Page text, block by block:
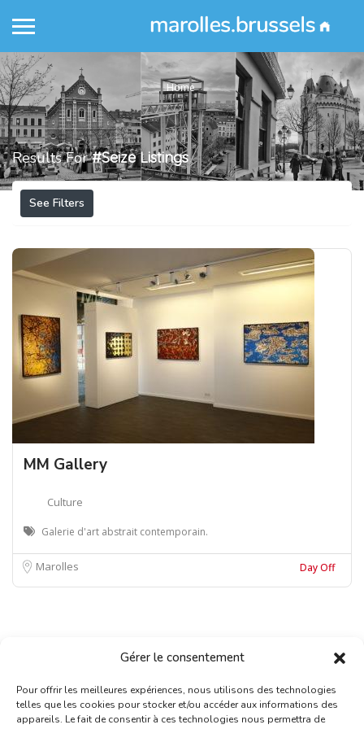
Gérer le consentement
Pour offrir les meilleures expériences, nous utilisons des technologies
telles que les cookies pour stocker et/ou accéder aux informations des
appareils. Le fait de consentir à ces technologies nous permettra de
Home
Results For#Seize Listings
See Filters
MM Gallery
Culture
Galerie d'art abstrait contemporain.
Marolles Day Off